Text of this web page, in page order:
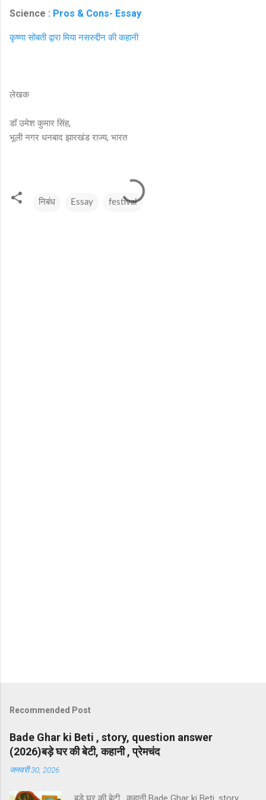
Science : Pros & Cons- Essay
कृष्णा सोबती द्वारा मिया नसरुद्दीन की कहानी
लेखक
डॉ उमेश कुमार सिंह,
भूली नगर धनबाद झारखंड राज्य, भारत
निबंध Essay festival
Recommended Post
Bade Ghar ki Beti , story, question answer
(2026)बड़े घर की बेटी, कहानी , प्रेमचंद
जनवरी 30, 2026